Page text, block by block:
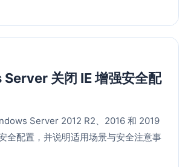
关闭 IE 增强安全配
Server 2012 R2、2016 和 2019
全配置，并说明适用场景与安全注意事